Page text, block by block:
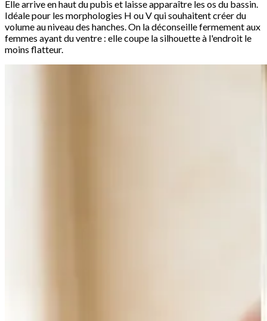
Elle arrive en haut du pubis et laisse apparaître les os du bassin.
Idéale pour les morphologies H ou V qui souhaitent créer du
volume au niveau des hanches. On la déconseille fermement aux
femmes ayant du ventre : elle coupe la silhouette à l'endroit le
moins flatteur.